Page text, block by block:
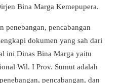
Bina Marga Kemepupera.
penebangan, pencabangan
dokumen yang sah dari
ini Dinas Bina Marga yaitu
Wil. I Prov. Sumut adalah
pencabangan, dan